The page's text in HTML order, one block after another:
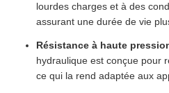
lourdes charges et à des
assurant une durée de vie
Résistance à haute
hydraulique est conçue pour
ce qui la rend adaptée aux